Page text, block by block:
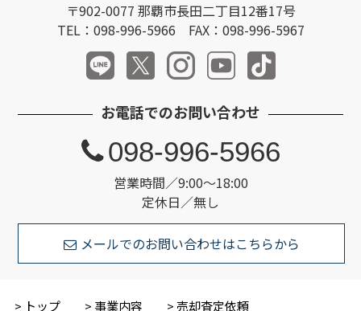
〒902-0077 那覇市長田二丁目12番17号
TEL：098-996-5966 FAX：098-996-5967
お電話でのお問い合わせ
営業時間／9:00～18:00
定休日／無し
098-996-5966
メールでのお問い合わせはこちらから
トップ 事業内容 売却査定依頼